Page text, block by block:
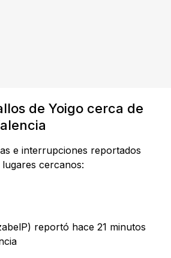
de Yoigo cerca de
e interrupciones reportados
cercanos:
reportó hace 21 minutos